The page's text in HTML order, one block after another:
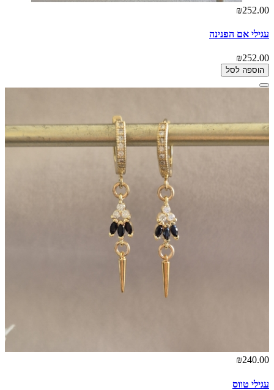
₪252.00
עגילי אם הפנינה
₪252.00
הוספה לסל
₪240.00
עגילי טווס